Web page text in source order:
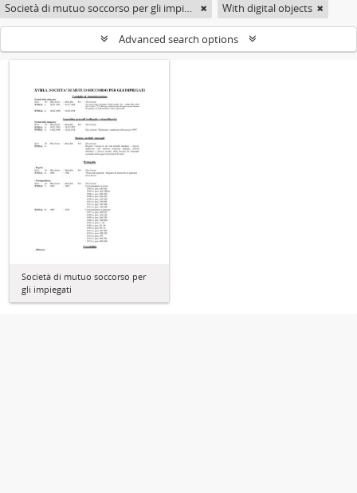
Società di mutuo soccorso per gli impiegati With digital objects
Advanced search options
Società di mutuo soccorso per
gli impiegati